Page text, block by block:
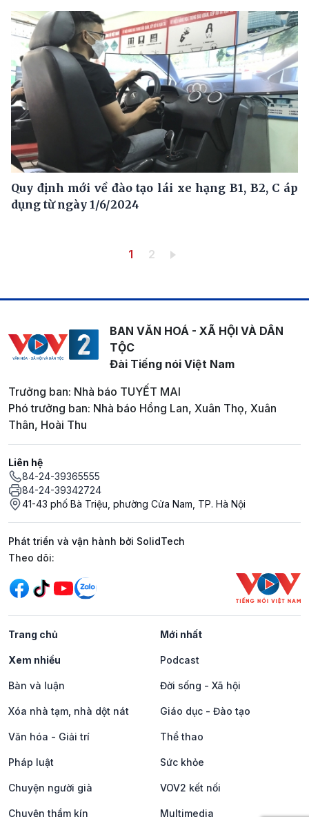
Quy định mới về đào tạo lái xe hạng B1, B2, C áp
dụng từ ngày 1/6/2024
Trang hiện thời
1 Trang
2
BAN VĂN HOÁ - XÃ HỘI VÀ DÂN
TỘC
Đài Tiếng nói Việt Nam
Trưởng ban: Nhà báo TUYẾT MAI
Phó trưởng ban: Nhà báo Hồng Lan, Xuân Thọ, Xuân
Thân, Hoài Thu
Liên hệ
84-24-39365555
84-24-39342724
41-43 phố Bà Triệu, phường Cửa Nam, TP. Hà Nội
Phát triển và vận hành bởi SolidTech
Mạng xã hội
Theo dõi:
Trang chủ Mới nhất
Xem nhiều Podcast
Bàn và luận Đời sống - Xã hội
Xóa nhà tạm, nhà dột nát Giáo dục - Đào tạo
Văn hóa - Giải trí Thể thao
Pháp luật Sức khỏe
Chuyện người già VOV2 kết nối
Chuyện thầm kín Multimedia